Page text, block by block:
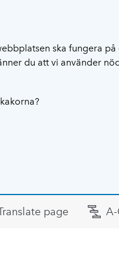
ska fungera på
du att vi använder
page